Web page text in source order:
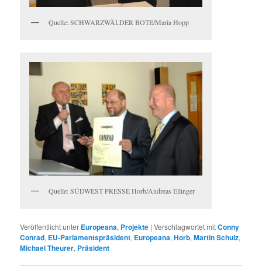
Quelle: SCHWARZWÄLDER BOTE/Maria Hopp
Quelle: SÜDWEST PRESSE Horb/Andreas Ellinger
Veröffentlicht unter Europeana, Projekte |Verschlagwortet mitConny
Conrad, EU-Parlamentspräsident, Europeana,Horb,Martin Schulz,
Michael Theurer, Präsident